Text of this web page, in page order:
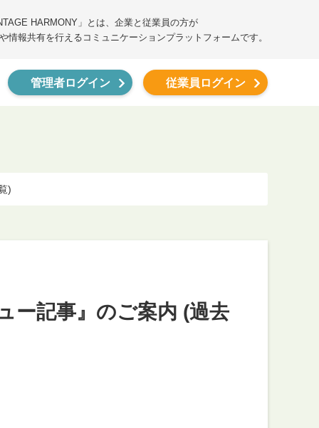
HARMONY」とは、企業と従業員の方が
情報共有を行えるコミュニケーションプラットフォームです。
管理者ログイン 従業員ログイン
)
ー記事』のご案内 (過去